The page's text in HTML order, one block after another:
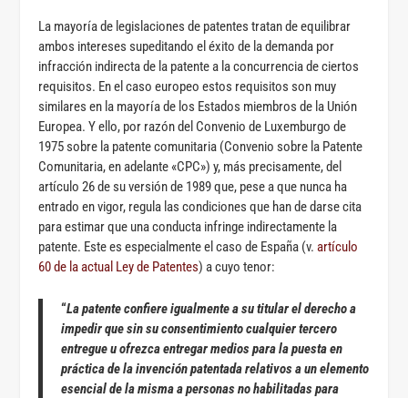
La mayoría de legislaciones de patentes tratan de equilibrar
ambos intereses supeditando el éxito de la demanda por
infracción indirecta de la patente a la concurrencia de ciertos
requisitos. En el caso europeo estos requisitos son muy
similares en la mayoría de los Estados miembros de la Unión
Europea. Y ello, por razón del Convenio de Luxemburgo de
1975 sobre la patente comunitaria (Convenio sobre la Patente
Comunitaria, en adelante «CPC») y, más precisamente, del
artículo 26 de su versión de 1989 que, pese a que nunca ha
entrado en vigor, regula las condiciones que han de darse cita
para estimar que una conducta infringe indirectamente la
patente. Este es especialmente el caso de España (v.artículo
60 de la actual Ley de Patentes) a cuyo tenor:
“La patente confiere igualmente a su titular el derecho a
impedir que sin su consentimiento cualquier tercero
entregue u ofrezca entregar medios para la puesta en
práctica de la invención patentada relativos a un elemento
esencial de la misma a personas no habilitadas para